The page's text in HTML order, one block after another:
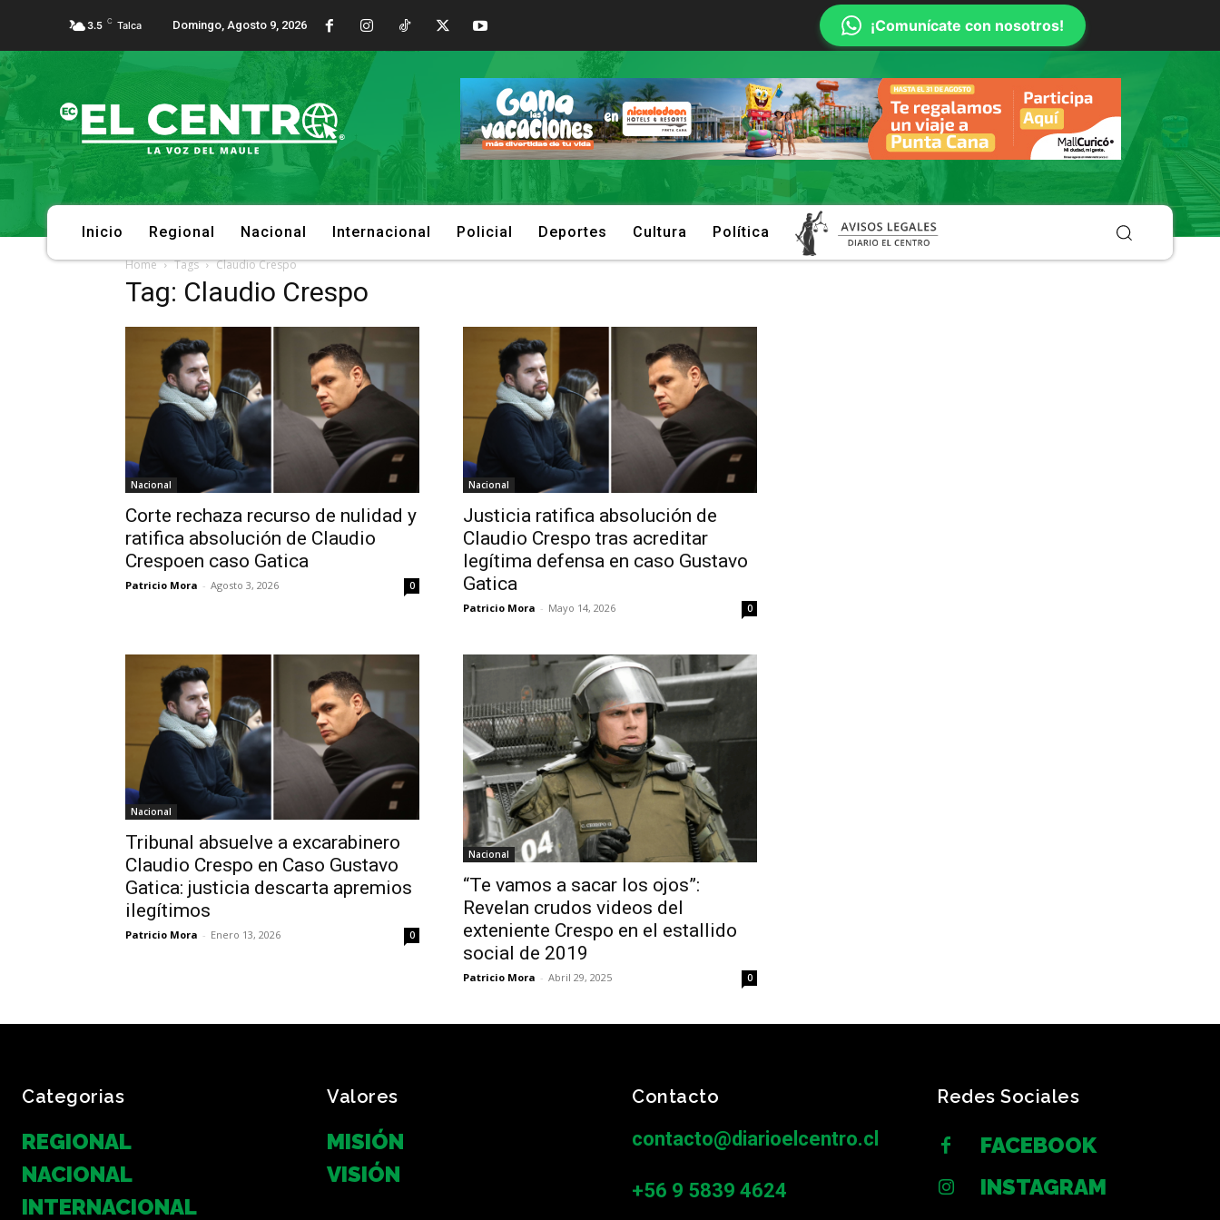
3.5 C Talca Domingo, Agosto 9, 2026 ¡Comunícate con nosotros!
Inicio Regional Nacional Internacional Policial Deportes Cultura Política
Home Tags Claudio Crespo
Tag: Claudio Crespo
Nacional
Corte rechaza recurso de nulidad y
ratifica absolución de Claudio
Crespoen caso Gatica
Patricio Mora - Agosto 3, 2026 0
Nacional
Justicia ratifica absolución de
Claudio Crespo tras acreditar
legítima defensa en caso Gustavo
Gatica
Patricio Mora - Mayo 14, 2026 0
Nacional
Tribunal absuelve a excarabinero
Claudio Crespo en Caso Gustavo
Gatica: justicia descarta apremios
ilegítimos
Patricio Mora - Enero 13, 2026 0
Nacional
“Te vamos a sacar los ojos”:
Revelan crudos videos del
exteniente Crespo en el estallido
social de 2019
Patricio Mora - Abril 29, 2025 0
Categorias
REGIONAL
NACIONAL
INTERNACIONAL
Valores
MISIÓN
VISIÓN
Contacto
contacto@diarioelcentro.cl
+56 9 5839 4624
Redes Sociales
FACEBOOK
INSTAGRAM